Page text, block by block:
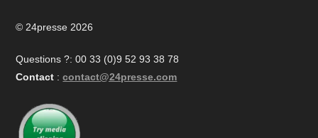
© 24presse 2026
Questions ?: 00 33 (0)9 52 93 38 78
Contact : contact@24presse.com